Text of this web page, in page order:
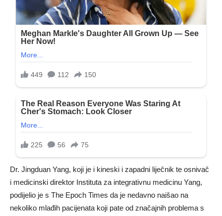
Dr. Jingduan Yang, koji je i kineski i zapadni liječnik te osnivač
i medicinski direktor Instituta za integrativnu medicinu Yang,
podijelio je s The Epoch Times da je nedavno naišao na
nekoliko mlađih pacijenata koji pate od značajnih problema s